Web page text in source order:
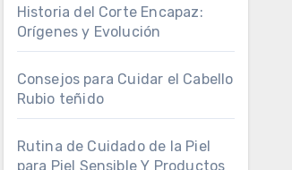
Historia del Corte Encapaz:
Orígenes y Evolución
Consejos para Cuidar el Cabello
Rubio teñido
Rutina de Cuidado de la Piel
para Piel Sensible Y Productos